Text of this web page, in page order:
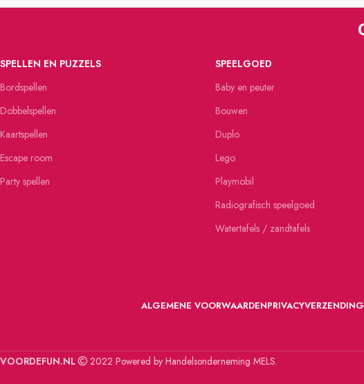
SPELLEN EN PUZZELS
Bordspellen
Dobbelspellen
Kaartspellen
Escape room
Party spellen
SPEELGOED
Baby en peuter
Bouwen
Duplo
Lego
Playmobil
Radiografisch speelgoed
Watertafels / zandtafels
ALGEMENE VOORWAARDENPRIVACYVERZENDING
VOORDEFUN.NL 2022 Powered by Handelsonderneming MELS.